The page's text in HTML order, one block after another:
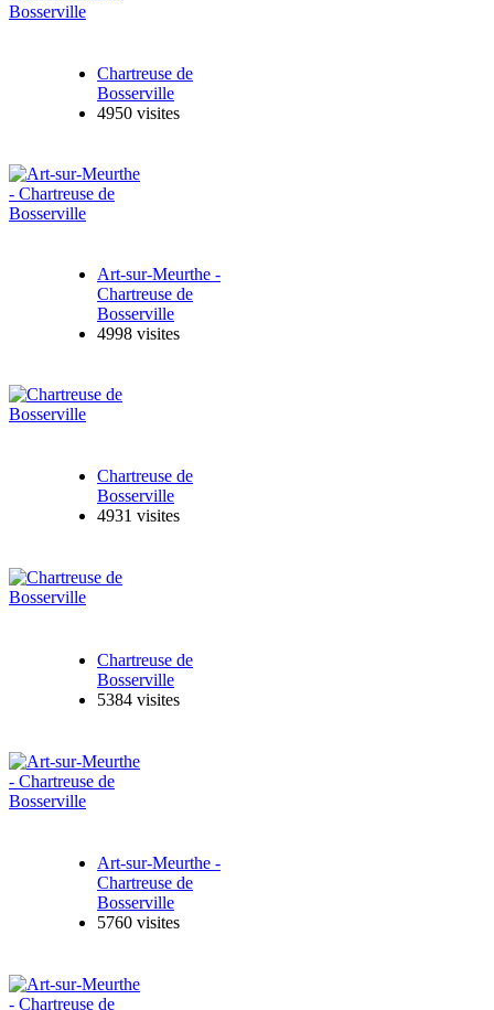
Chartreuse de
Bosserville
4950 visites
Art-sur-Meurthe -
Chartreuse de
Bosserville
4998 visites
Chartreuse de
Bosserville
4931 visites
Chartreuse de
Bosserville
5384 visites
Art-sur-Meurthe -
Chartreuse de
Bosserville
5760 visites